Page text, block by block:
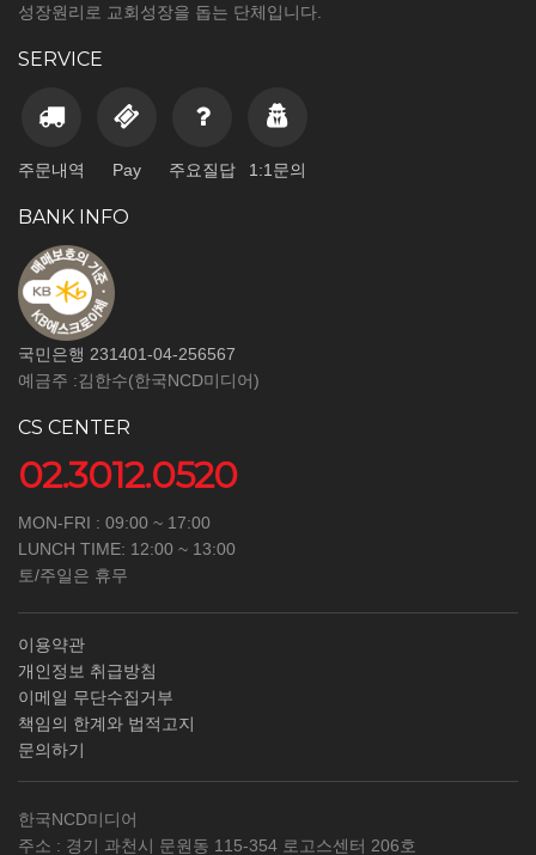
성장원리로 교회성장을 돕는 단체입니다.
SERVICE
주문내역 Pay 주요질답 1:1문의
BANK INFO
국민은행 231401-04-256567
예금주 :김한수(한국NCD미디어)
CS CENTER
02.3012.0520
MON-FRI : 09:00 ~ 17:00
LUNCH TIME: 12:00 ~ 13:00
토/주일은 휴무
이용약관
개인정보 취급방침
이메일 무단수집거부
책임의 한계와 법적고지
문의하기
한국NCD미디어
주소 : 경기 과천시 문원동 115-354 로고스센터 206호